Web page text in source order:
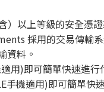
）以上等級的安全憑
採用的交易傳輸
資料。
用)即可簡單快速進
手機適用)即可簡單